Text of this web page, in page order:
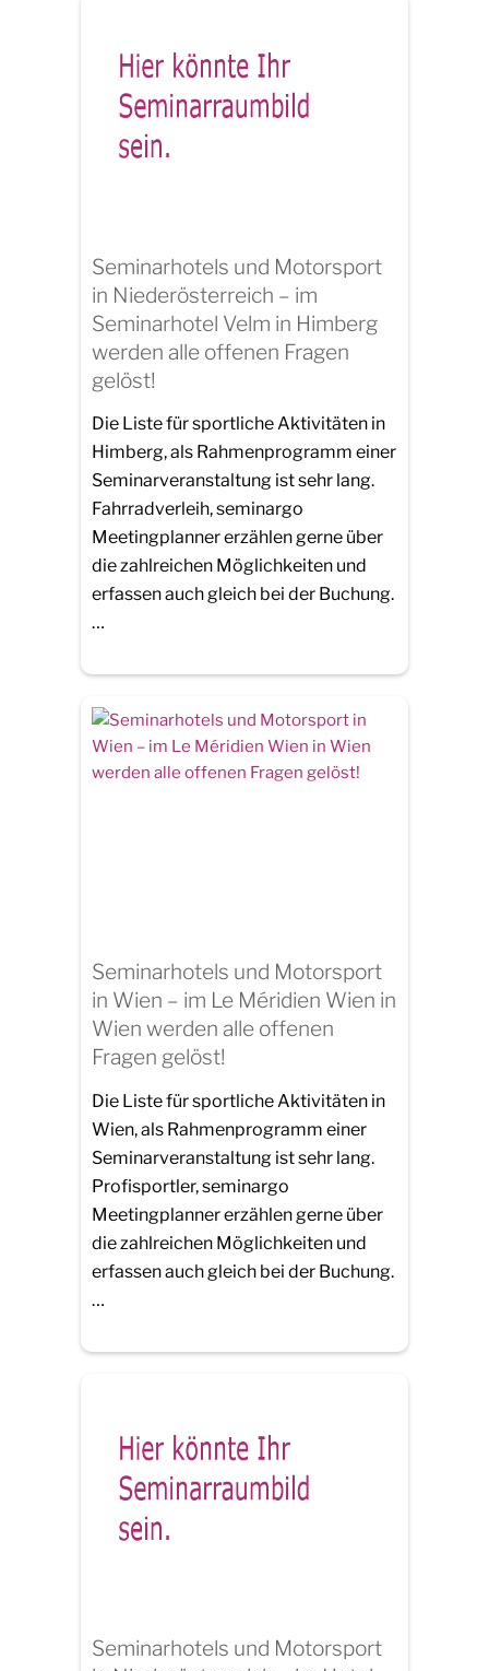
Seminarhotels und Motorsport
in Niederösterreich – im
Seminarhotel Velm in Himberg
werden alle offenen Fragen
gelöst!
Die Liste für sportliche Aktivitäten in
Himberg, als Rahmenprogramm einer
Seminarveranstaltung ist sehr lang.
Fahrradverleih, seminargo
Meetingplanner erzählen gerne über
die zahlreichen Möglichkeiten und
erfassen auch gleich bei der Buchung.
…
Seminarhotels und Motorsport
in Wien – im Le Méridien Wien in
Wien werden alle offenen
Fragen gelöst!
Die Liste für sportliche Aktivitäten in
Wien, als Rahmenprogramm einer
Seminarveranstaltung ist sehr lang.
Profisportler, seminargo
Meetingplanner erzählen gerne über
die zahlreichen Möglichkeiten und
erfassen auch gleich bei der Buchung.
…
Seminarhotels und Motorsport